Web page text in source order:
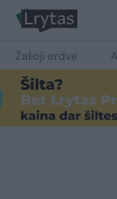
Žalioji erdvė